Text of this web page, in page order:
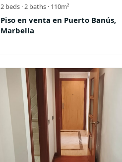
2 beds ·2 baths · 110m²
Piso en venta en Puerto Banús,
Marbella